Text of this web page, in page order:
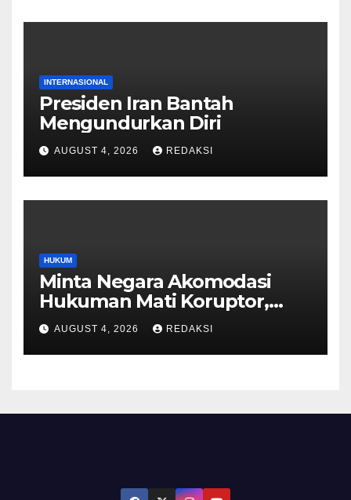
INTERNASIONAL
Presiden Iran Bantah
Mengundurkan Diri
AUGUST 4, 2026 REDAKSI
HUKUM
Minta Negara Akomodasi
Hukuman Mati Koruptor,
MUI: Ini Aspirasi Publik
AUGUST 4, 2026 REDAKSI